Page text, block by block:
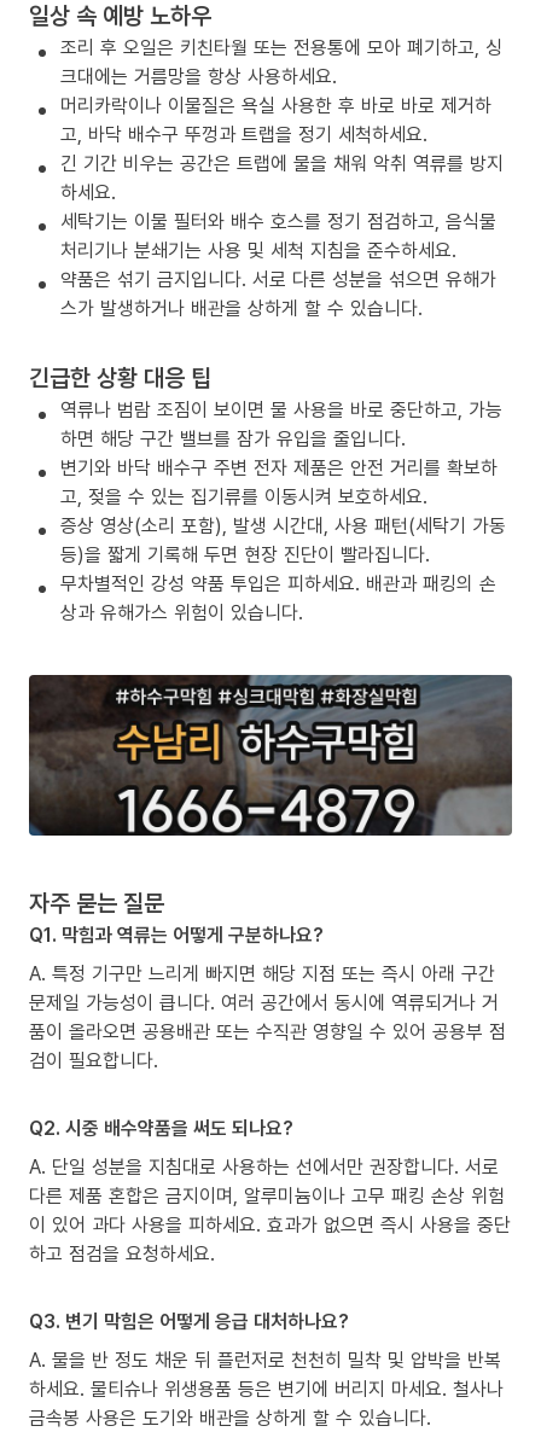
일상 속 예방 노하우
조리 후 오일은 키친타월 또는 전용통에 모아 폐기하고, 싱
크대에는 거름망을 항상 사용하세요.
머리카락이나 이물질은 욕실 사용한 후 바로 바로 제거하
고, 바닥 배수구 뚜껑과 트랩을 정기 세척하세요.
긴 기간 비우는 공간은 트랩에 물을 채워 악취 역류를 방지
하세요.
세탁기는 이물 필터와 배수 호스를 정기 점검하고, 음식물
처리기나 분쇄기는 사용 및 세척 지침을 준수하세요.
약품은 섞기 금지입니다. 서로 다른 성분을 섞으면 유해가
스가 발생하거나 배관을 상하게 할 수 있습니다.
긴급한 상황 대응 팁
역류나 범람 조짐이 보이면 물 사용을 바로 중단하고, 가능
하면 해당 구간 밸브를 잠가 유입을 줄입니다.
변기와 바닥 배수구 주변 전자 제품은 안전 거리를 확보하
고, 젖을 수 있는 집기류를 이동시켜 보호하세요.
증상 영상(소리 포함), 발생 시간대, 사용 패턴(세탁기 가동
등)을 짧게 기록해 두면 현장 진단이 빨라집니다.
무차별적인 강성 약품 투입은 피하세요. 배관과 패킹의 손
상과 유해가스 위험이 있습니다.
자주 묻는 질문
Q1. 막힘과 역류는 어떻게 구분하나요?
A. 특정 기구만 느리게 빠지면 해당 지점 또는 즉시 아래 구간
문제일 가능성이 큽니다. 여러 공간에서 동시에 역류되거나 거
품이 올라오면 공용배관 또는 수직관 영향일 수 있어 공용부 점
검이 필요합니다.
Q2. 시중 배수약품을 써도 되나요?
A. 단일 성분을 지침대로 사용하는 선에서만 권장합니다. 서로
다른 제품 혼합은 금지이며, 알루미늄이나 고무 패킹 손상 위험
이 있어 과다 사용을 피하세요. 효과가 없으면 즉시 사용을 중단
하고 점검을 요청하세요.
Q3. 변기 막힘은 어떻게 응급 대처하나요?
A. 물을 반 정도 채운 뒤 플런저로 천천히 밀착 및 압박을 반복
하세요. 물티슈나 위생용품 등은 변기에 버리지 마세요. 철사나
금속봉 사용은 도기와 배관을 상하게 할 수 있습니다.